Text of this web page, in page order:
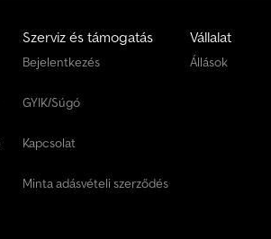
Szerviz és támogatás
Bejelentkezés
GYIK/Súgó
Kapcsolat
Minta adásvételi szerződés
Vállalat
Állások